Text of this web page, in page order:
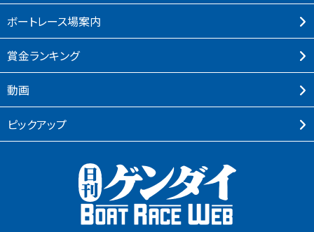
ボートレース場案内
賞⾦ランキング
動画
ピックアップ